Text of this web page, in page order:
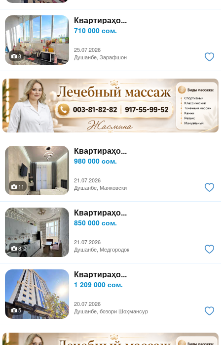
Квартираҳо...
710 000 сом.
25.07.2026
8
Душанбе, Зарафшон
Квартираҳо...
980 000 сом.
21.07.2026
11
Душанбе, Маяковски
Квартираҳо...
850 000 сом.
21.07.2026
8
Душанбе, Медгородок
Квартираҳо...
1 209 000 сом.
20.07.2026
5
Душанбе, бозори Шоҳмансур